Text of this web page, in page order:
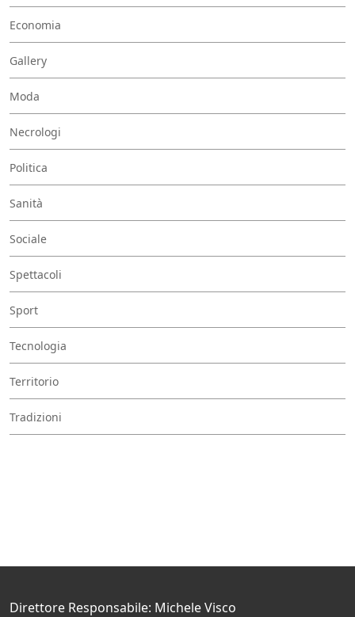
Economia
Gallery
Moda
Necrologi
Politica
Sanità
Sociale
Spettacoli
Sport
Tecnologia
Territorio
Tradizioni
Direttore Responsabile: Michele Visco